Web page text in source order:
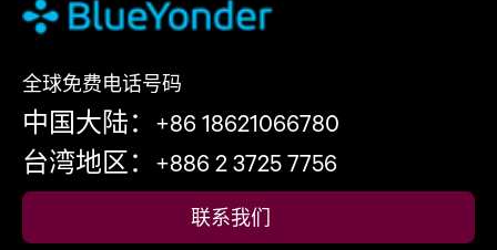
全球免费电话号码
中国大陆：+86 18621066780
台湾地区：+886 2 3725 7756
联系我们